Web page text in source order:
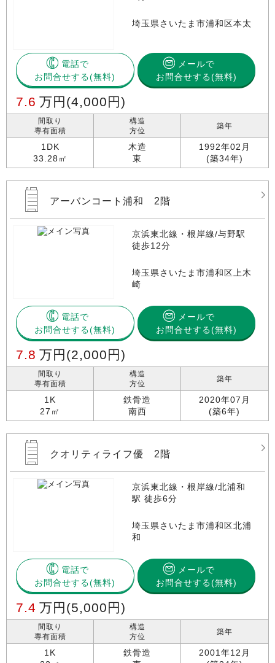
埼玉県さいたま市浦和区本太
電話で
お問合せする
メールで
お問合せする(無料)
7.6 万円 (4,000円)
間取り
専有面積
1DK
33.28㎡
構造
方位
木造
東
築年
1992年02月
(築34年)
アーバンコート浦和 2階
京浜東北線・根岸線/与野駅
徒歩12分
埼玉県さいたま市浦和区上木
崎
電話で
お問合せする
メールで
お問合せする(無料)
7.8 万円 (2,000円)
間取り
専有面積
1K
27㎡
構造
方位
鉄骨造
南西
築年
2020年07月
(築6年)
クオリティライフ優 2階
京浜東北線・根岸線/北浦和
駅 徒歩6分
埼玉県さいたま市浦和区北浦
和
電話で
お問合せする
メールで
お問合せする(無料)
7.4 万円 (5,000円)
間取り
専有面積
1K
構造
方位
鉄骨造
築年
2001年12月